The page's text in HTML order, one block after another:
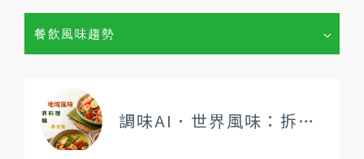
餐飲風味趨勢
調味AI．世界風味：拆解異國料理的風味邏輯－泰式篇